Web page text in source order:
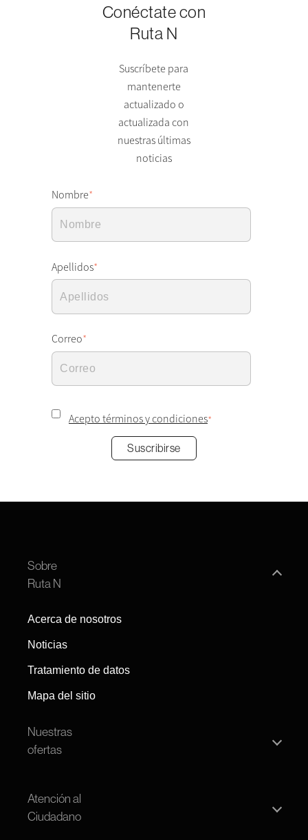
Conéctate con
Ruta N
Suscríbete para
mantenerte
actualizado o
actualizada con
nuestras últimas
noticias
Nombre*
Apellidos*
Correo*
Acepto términos y condiciones*
Sobre
Ruta N
Acerca de nosotros
Noticias
Tratamiento de datos
Mapa del sitio
Nuestras
ofertas
Convocatoria pública
Atención al
Ciudadano